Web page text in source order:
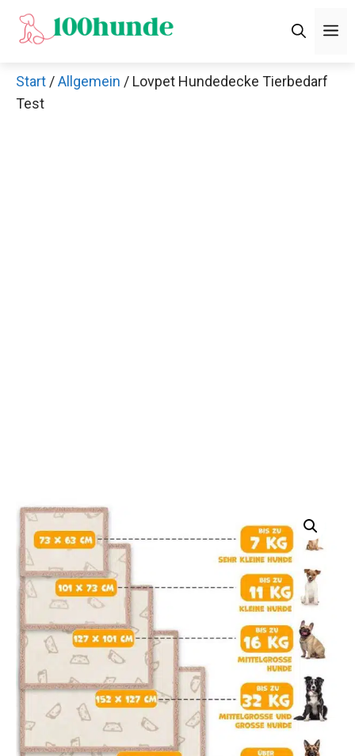
Zum
Inhalt
Start /Allgemein / Lovpet Hundedecke Tierbedarf
Test